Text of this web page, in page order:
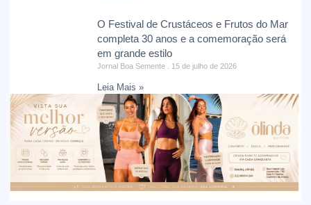
O Festival de Crustáceos e Frutos do Mar
completa 30 anos e a comemoração será
em grande estilo
Jornal Boa Semente 15 de julho de 2026
Leia Mais »